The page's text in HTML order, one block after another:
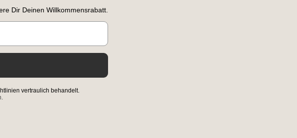
Dir Deinen Willkommensrabatt.
vertraulich behandelt.